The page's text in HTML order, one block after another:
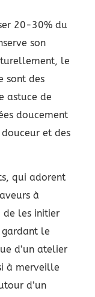
20-30% du
son
le
sont des
astuce de
doucement
et des
qui adorent
à
de les initier
le
d’un atelier
à merveille
d’un